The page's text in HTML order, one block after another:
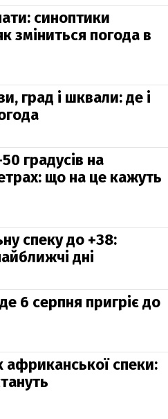
синоптики
зміниться погода в
град і шквали: де і
градусів на
що на це кажуть
спеку до +38:
дні
6 серпня пригріє до
африканської спеки: